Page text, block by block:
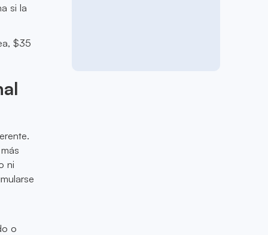
si la
$35
ni
o